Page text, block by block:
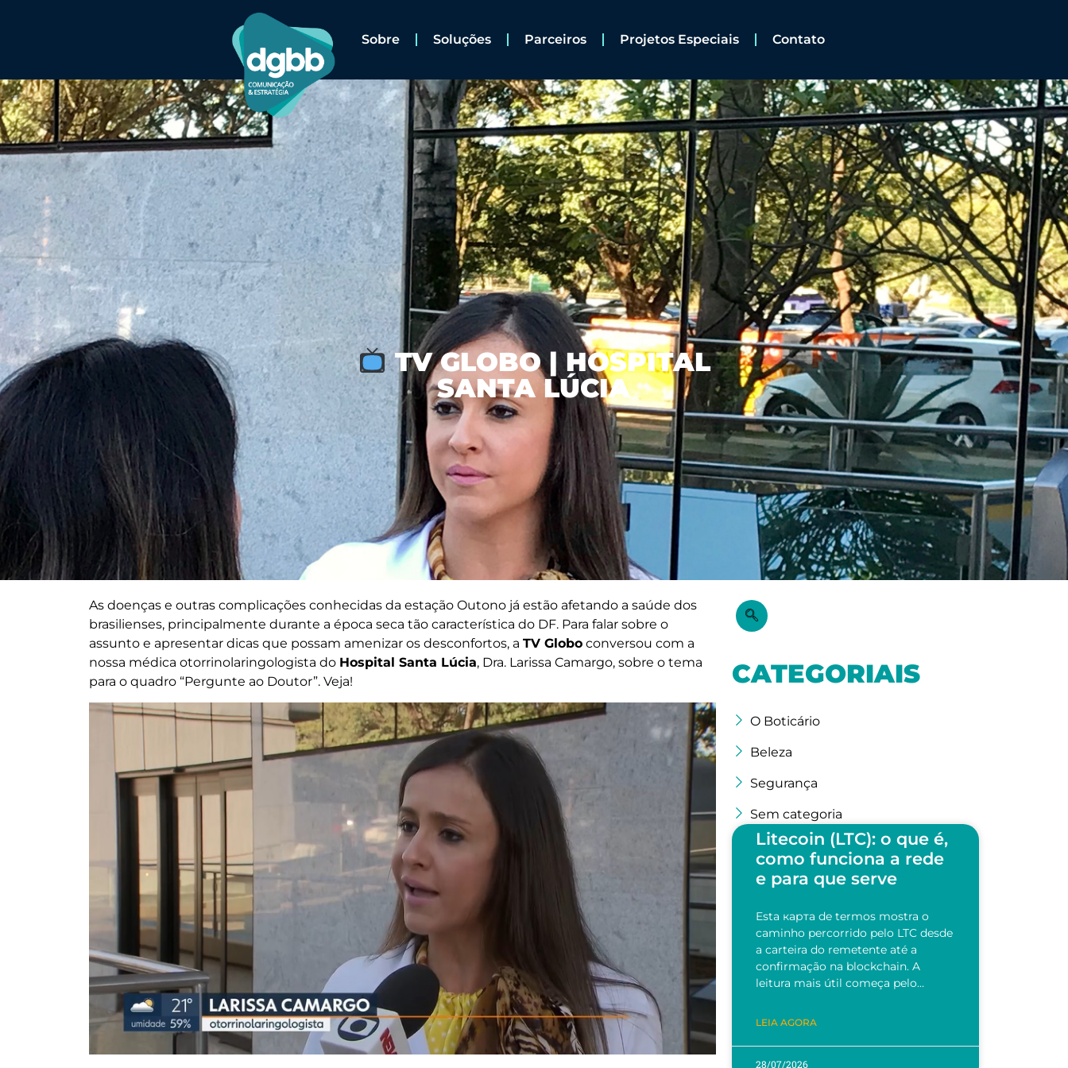
Sobre Soluções Parceiros Projetos Especiais Contato
TV GLOBO | HOSPITAL
SANTA LÚCIA
As doenças e outras complicações conhecidas da estação Outono já estão afetando a saúde dos
brasilienses, principalmente durante a época seca tão característica do DF. Para falar sobre o
assunto e apresentar dicas que possam amenizar os desconfortos, a TV Globo conversou com a
nossa médica otorrinolaringologista do Hospital Santa Lúcia, Dra. Larissa Camargo, sobre o tema
para o quadro “Pergunte ao Doutor”. Veja!
CATEGORIAIS
O Boticário
Beleza
Segurança
Sem categoria
Litecoin (LTC): o que é,
como funciona a rede
e para que serve
Esta карта de termos mostra o
caminho percorrido pelo LTC desde
a carteira do remetente até a
confirmação na blockchain. A
leitura mais útil começa pelo…
LEIA AGORA
28/07/2026